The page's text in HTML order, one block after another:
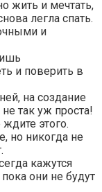
жить и мечтать,
легла спать.
и
и поверить в
на создание
так уж проста!
этого.
но никогда не
кажутся
они не будут